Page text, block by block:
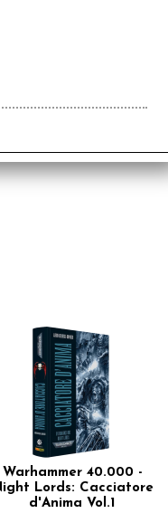
Warhammer 40.000 -
Lords: Cacciatore
d'Anima Vol.1